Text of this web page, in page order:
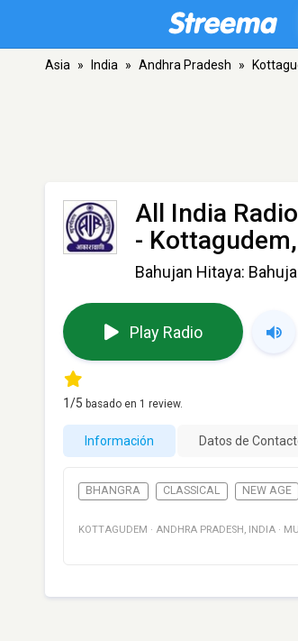
Asia » India » Andhra Pradesh »
All India
-
Bahujan Hitaya:
Play Radio
1/5 basado en 1 review.
Información Datos de
BHANGRA CLASSICAL NEW AGE
KOTTAGUDEM · ANDHRA PRADESH , INDIA ·